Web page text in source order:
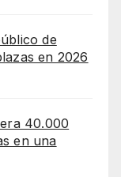
de
en 2026
40.000
en una